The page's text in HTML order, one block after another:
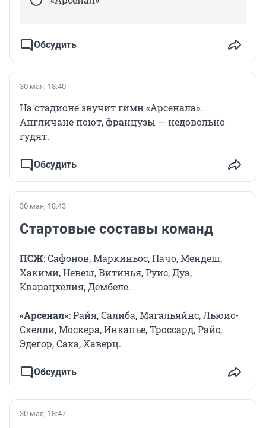
Обсудить
30 мая, 18:40
На стадионе звучит гимн «Арсенала».
Англичане поют, французы — недовольно
гудят.
Обсудить
30 мая, 18:43
Стартовые составы команд
ПСЖ: Сафонов, Маркиньос, Пачо, Мендеш,
Хакими, Невеш, Витинья, Руис, Дуэ,
Кварацхелия, Дембеле.
«Арсенал»: Райя, Салиба, Магальяйнс, Льюис-
Скелли, Москера, Инкапье, Троссард, Райс,
Эдегор, Сака, Хаверц.
Обсудить
30 мая, 18:47